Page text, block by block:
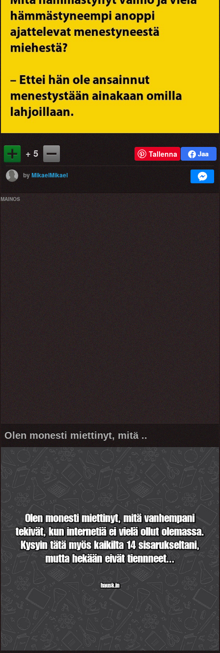
+ 5 Tallenna
byMikaelMikael
MAINOS
Olen monesti miettinyt, mitä ..